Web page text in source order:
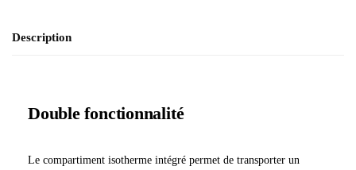
Description
Double fonctionnalité
Le compartiment isotherme intégré permet de transporter un